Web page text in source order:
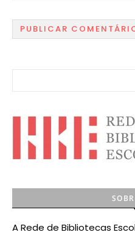
A Rede de Bibliotecas